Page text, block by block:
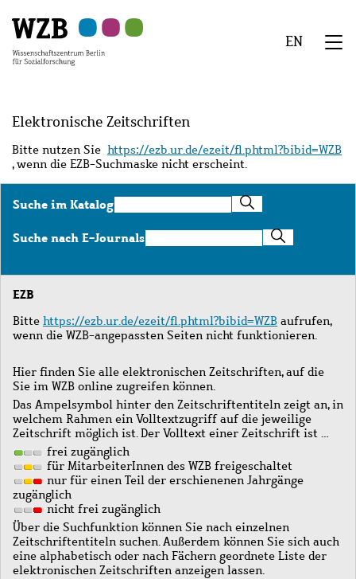
Hauptinhalt
springen
Navigation
springen
Suche
springen
Sekundärnavigation
springen
Fußzeile
springen
EN
Elektronische Zeitschriften
Bitte nutzen Sie https://ezb.ur.de/ezeit/fl.phtml?bibid=WZB
, wenn die EZB-Suchmaske nicht erscheint.
Suche im KatalogSuche
im
Katalog
Suche nach E-JournalsSuche
nach
Journals
EZB
Bitte https://ezb.ur.de/ezeit/fl.phtml?bibid=WZB aufrufen,
wenn die WZB-angepassten Seiten nicht funktionieren.
Hier finden Sie alle elektronischen Zeitschriften, auf die
Sie im WZB online zugreifen können.
Das Ampelsymbol hinter den Zeitschriftentiteln zeigt an, in
welchem Rahmen ein Volltextzugriff auf die jeweilige
Zeitschrift möglich ist. Der Volltext einer Zeitschrift ist …
frei zugänglich
für MitarbeiterInnen des WZB freigeschaltet
nur für einen Teil der erschienenen Jahrgänge
zugänglich
nicht frei zugänglich
Über die Suchfunktion können Sie nach einzelnen
Zeitschriftentiteln suchen. Außerdem können Sie sich auch
eine alphabetisch oder nach Fächern geordnete Liste der
elektronischen Zeitschriften anzeigen lassen.